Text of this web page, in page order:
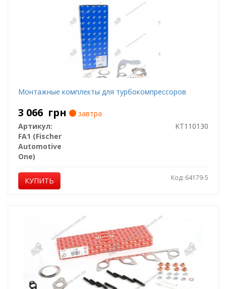
Монтажные комплекты для турбокомпрессоров
3 066 грн
завтра
Артикул:
KT110130
FA1 (Fischer
Automotive
One)
КУПИТЬ Код: 64179-5